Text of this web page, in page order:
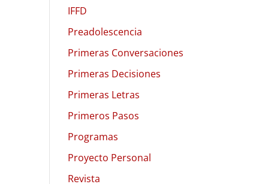
IFFD
Preadolescencia
Primeras Conversaciones
Primeras Decisiones
Primeras Letras
Primeros Pasos
Programas
Proyecto Personal
Revista